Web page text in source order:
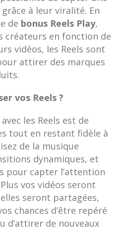
à leur viralité. En
de bonus Reels Play,
créateurs en fonction de
vidéos, les Reels sont
attirer des marques
vos Reels ?
les Reels est de
tout en restant fidèle à
de la musique
dynamiques, et
pour capter l’attention
vos vidéos seront
seront partagées,
chances d’être repéré
d’attirer de nouveaux